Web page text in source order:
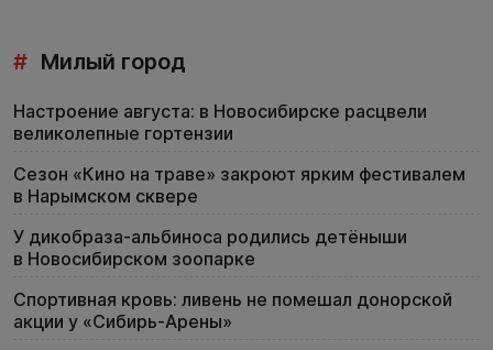
# Милый город
Настроение августа: в Новосибирске расцвели
великолепные гортензии
Сезон «Кино на траве» закроют ярким фестивалем
в Нарымском сквере
У дикобраза-альбиноса родились детёныши
в Новосибирском зоопарке
Спортивная кровь: ливень не помешал донорской
акции у «Сибирь-Арены»